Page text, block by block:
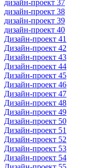
дизайн-проект 37
дизайн-проект 38
дизайн-проект 39
дизайн-проект 40
Дизайн-проект 41
Дизайн-проект 42
Дизайн-проект 43
Дизайн-проект 44
Дизайн-проект 45
Дизайн-проект 46
Дизайн-проект 47
Дизайн-проект 48
Дизайн-проект 49
Дизайн-проект 50
Дизайн-проект 51
Дизайн-проект 52
Дизайн-проект 53
Дизайн-проект 54